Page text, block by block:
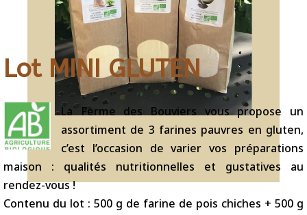
Lot MINI GLUTEN
La Ferme des Bouviers vous propose un
assortiment de 3 farines pauvres en gluten,
c’est l’occasion de varier vos préparations
maison : qualités nutritionnelles et gustatives au
rendez-vous !
Contenu du lot : 500 g de farine de pois chiches + 500 g